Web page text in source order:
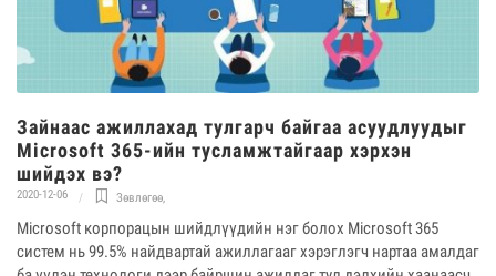
Зайнаас ажиллахад тулгарч байгаа асуудлуудыг
Microsoft 365-ийн тусламжтайгаар хэрхэн
шийдэх вэ?
2020-12-06 Зөвлөгөө,
Microsoft корпорацын шийдлүүдийн нэг болох Microsoft 365
систем нь 99.5% найдвартай ажиллагааг хэрэглэгч нартаа амалдаг